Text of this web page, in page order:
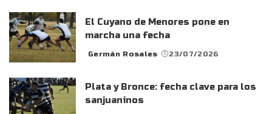
El Cuyano de Menores pone en
marcha una fecha
Posted
Germán Rosales 23/07/2026
Plata y Bronce: fecha clave para los
sanjuaninos